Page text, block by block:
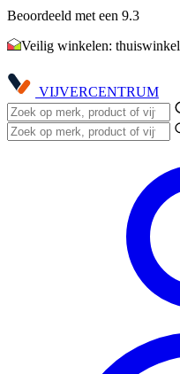
Beoordeeld met een 9.3
Veilig winkelen:
VIJVERCENTRUM